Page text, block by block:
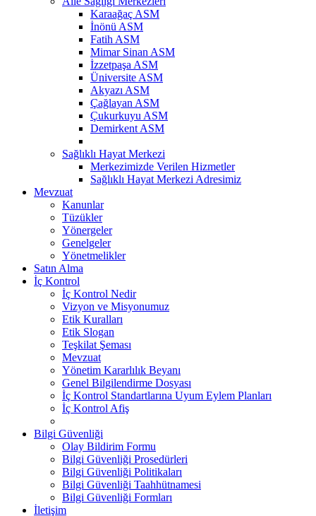
Karaağaç ASM
İnönü ASM
Fatih ASM
Mimar Sinan ASM
İzzetpaşa ASM
Üniversite ASM
Akyazı ASM
Çağlayan ASM
Çukurkuyu ASM
Demirkent ASM
Sağlıklı Hayat Merkezi
Merkezimizde Verilen Hizmetler
Sağlıklı Hayat Merkezi Adresimiz
Mevzuat
Kanunlar
Tüzükler
Yönergeler
Genelgeler
Yönetmelikler
Satın Alma
İç Kontrol
İç Kontrol Nedir
Vizyon ve Misyonumuz
Etik Kuralları
Etik Slogan
Teşkilat Şeması
Mevzuat
Yönetim Kararlılık Beyanı
Genel Bilgilendirme Dosyası
İç Kontrol Standartlarına Uyum Eylem Planları
İç Kontrol Afiş
Bilgi Güvenliği
Olay Bildirim Formu
Bilgi Güvenliği Prosedürleri
Bilgi Güvenliği Politikaları
Bilgi Güvenliği Taahhütnamesi
Bilgi Güvenliği Formları
İletişim